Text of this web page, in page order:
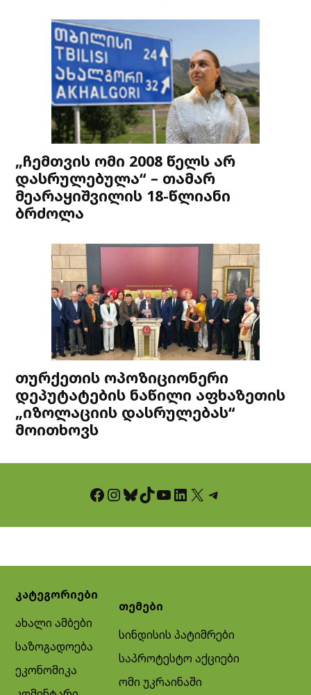
„ჩემთვის ომი 2008 წელს არ
დასრულებულა“ – თამარ
მეარაყიშვილის 18-წლიანი
ბრძოლა
თურქეთის ოპოზიციონერი
დეპუტატების ნაწილი აფხაზეთის
„იზოლაციის დასრულებას“
მოითხოვს
Facebook InstagramBluesky TikTok YouTube LinkedIn X Telegram
კატეგორიები
ახალი ამბები
საზოგადოება
ეკონომიკა
თემები
სინდისის პატიმრები
საპროტესტო აქციები
ომი უკრაინაში